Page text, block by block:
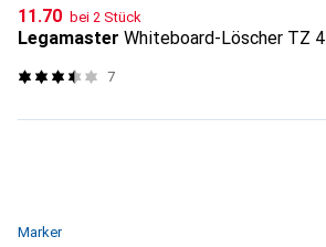
CHF
11.70 bei 2 Stück
Legamaster Whiteboard-Löscher TZ 4
7
Marker